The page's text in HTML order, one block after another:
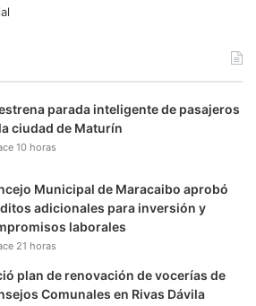
parada inteligente de pasajeros
ciudad de Maturín
10 horas
Municipal de Maracaibo aprobó
adicionales para inversión y
laborales
21 horas
plan de renovación de vocerías de
Comunales en Rivas Dávila